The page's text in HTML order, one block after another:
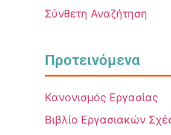
Σύνθετη Αναζήτηση
Προτεινόμενα
Κανονισμός Εργασίας
Βιβλίο Εργασιακών